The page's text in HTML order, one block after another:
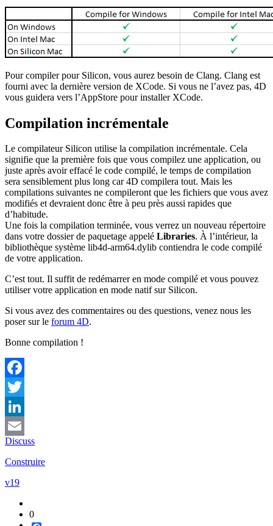
Pour compiler pour Silicon, vous aurez besoin de Clang. Clang est
fourni avec la dernière version de XCode. Si vous ne l’avez pas, 4D
vous guidera vers l’AppStore pour installer XCode.
Compilation incrémentale
Le compilateur Silicon utilise la compilation incrémentale. Cela
signifie que la première fois que vous compilez une application, ou
juste après avoir effacé le code compilé, le temps de compilation
sera sensiblement plus long car 4D compilera tout. Mais les
compilations suivantes ne compileront que les fichiers que vous avez
modifiés et devraient donc être à peu près aussi rapides que
d’habitude.
Une fois la compilation terminée, vous verrez un nouveau répertoire
dans votre dossier de paquetage appelé Libraries. À l’intérieur, la
bibliothèque système lib4d-arm64.dylib contiendra le code compilé
de votre application.
C’est tout. Il suffit de redémarrer en mode compilé et vous pouvez
utiliser votre application en mode natif sur Silicon.
Si vous avez des commentaires ou des questions, venez nous les
poser sur le forum 4D.
Bonne compilation !
Facebook
Twitter
LinkedIn
Email
Discuss
Construire
v19
0